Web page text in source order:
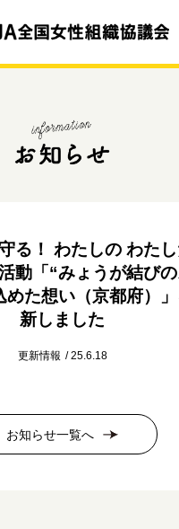
る！ わたしの わた
動「“みょうが結びの
めた想い（京都府）
新しました
更新情報 25.6.18
お知らせ一覧へ